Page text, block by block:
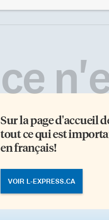
siècle). À Cape Dorset, hameau
enthousiasme pour Noël. La
communauté se réunit C’est le
gymnase de l’école élémentaire qui
ce
Sur la page d'accueil
tout ce qui est
en français!
VOIR L-EXPRESS.CA